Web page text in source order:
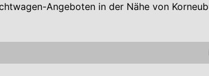
Angeboten in der Nähe von